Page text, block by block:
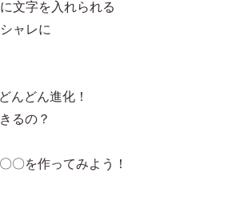
文字を入れられる
ャレに
んどん進化！
るの？
〇を作ってみよう！